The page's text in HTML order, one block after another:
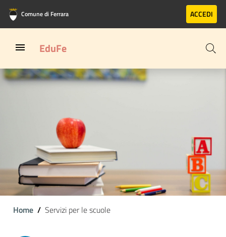
Vai al contenuto principale
Vai al footer
Comune di Ferrara ACCEDI
EduFe
Home Servizi per le scuole